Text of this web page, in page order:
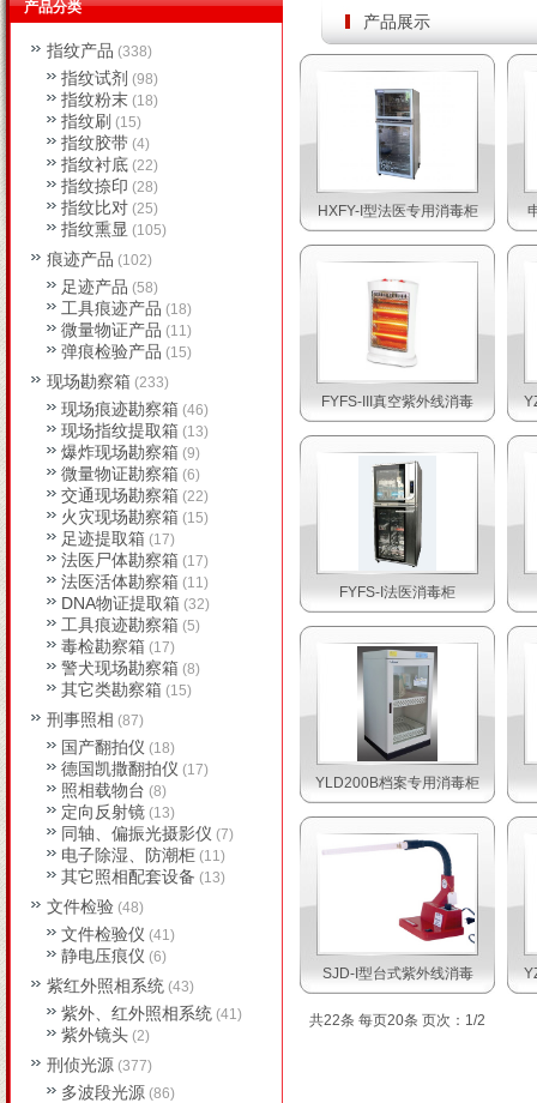
产品展示
HXFY-I型法医专用消毒柜
FYFS-III真空紫外线消毒
FYFS-I法医消毒柜
YLD200B档案专用消毒柜
SJD-I型台式紫外线消毒
共22条 每页20条 页次：1/2
产品分类
指纹产品 (338)
指纹试剂 (98)
指纹粉末 (18)
指纹刷 (15)
指纹胶带 (4)
指纹衬底 (22)
指纹捺印 (28)
指纹比对 (25)
指纹熏显 (105)
痕迹产品 (102)
足迹产品 (58)
工具痕迹产品 (18)
微量物证产品 (11)
弹痕检验产品 (15)
现场勘察箱 (233)
现场痕迹勘察箱 (46)
现场指纹提取箱 (13)
爆炸现场勘察箱 (9)
微量物证勘察箱 (6)
交通现场勘察箱 (22)
火灾现场勘察箱 (15)
足迹提取箱 (17)
法医尸体勘察箱 (17)
法医活体勘察箱 (11)
DNA物证提取箱 (32)
工具痕迹勘察箱 (5)
毒检勘察箱 (17)
警犬现场勘察箱 (8)
其它类勘察箱 (15)
刑事照相 (87)
国产翻拍仪 (18)
德国凯撒翻拍仪 (17)
照相载物台 (8)
定向反射镜 (13)
同轴、偏振光摄影仪 (7)
电子除湿、防潮柜 (11)
其它照相配套设备 (13)
文件检验 (48)
文件检验仪 (41)
静电压痕仪 (6)
紫红外照相系统 (43)
紫外、红外照相系统 (41)
紫外镜头 (2)
刑侦光源 (377)
多波段光源 (86)